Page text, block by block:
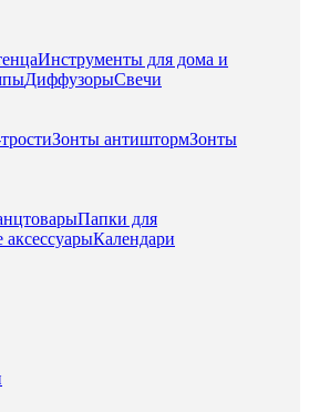
Инструменты для дома и
ДиффузорыСвечи
Зонты антиштормЗонты
Папки для
Календари